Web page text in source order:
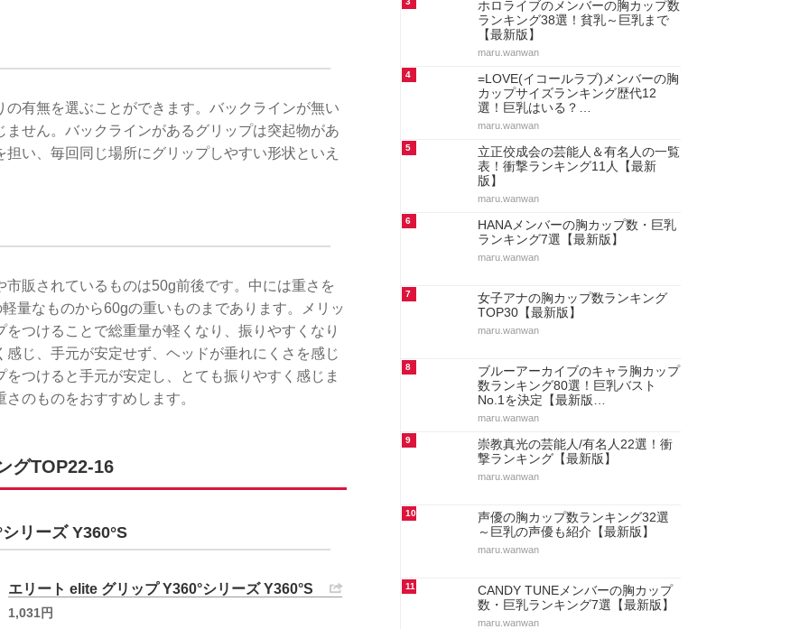
有無を選ぶことができます。バックラインが無い
せん。バックラインがあるグリップは突起物があ
い、毎回同じ場所にグリップしやすい形状といえ
販されているものは50g前後です。中には重さを
量なものから60gの重いものまであります。メリッ
つけることで総重量が軽くなり、振りやすくなり
じ、手元が安定せず、ヘッドが垂れにくさを感じ
つけると手元が安定し、とても振りやすく感じま
のものをおすすめします。
グTOP22-16
リーズ Y360°S
エリート elite グリップ Y360°シリーズ Y360°S
1,031円
ホロライブのメンバーの胸カップ数
ランキング38選！貧乳～巨乳まで
【最新版】
maru.wanwan
4
=LOVE(イコールラブ)メンバーの胸
カップサイズランキング歴代12
選！巨乳はいる？…
maru.wanwan
5
立正佼成会の芸能人＆有名人の一覧
表！衝撃ランキング11人【最新
版】
maru.wanwan
6
HANAメンバーの胸カップ数・巨乳
ランキング7選【最新版】
maru.wanwan
7
女子アナの胸カップ数ランキング
TOP30【最新版】
maru.wanwan
8
ブルーアーカイブのキャラ胸カップ
数ランキング80選！巨乳バスト
No.1を決定【最新版…
maru.wanwan
9
崇教真光の芸能人/有名人22選！衝
撃ランキング【最新版】
maru.wanwan
10
声優の胸カップ数ランキング32選
～巨乳の声優も紹介【最新版】
maru.wanwan
11
CANDY TUNEメンバーの胸カップ
数・巨乳ランキング7選【最新版】
maru.wanwan